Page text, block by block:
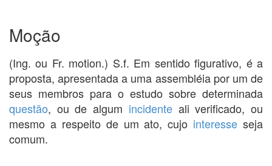
Moção
(Ing. ou Fr. motion.) S.f. Em sentido figurativo, é a
proposta, apresentada a uma assembléia por um de
seus membros para o estudo sobre determinada
questão, ou de algum incidenteali verificado, ou
mesmo a respeito de um ato, cujo interesse seja
comum.